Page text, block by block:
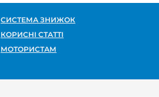
СИСТЕМА ЗНИЖОК
КОРИСНІ СТАТТІ
МОТОРИСТАМ